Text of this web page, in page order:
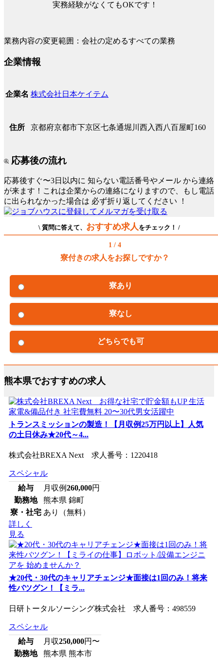
実務経験がなくてもOKです！
業務内容の変更範囲：会社の定めるすべての業務
企業情報
企業名 株式会社日本ケイテム
住所 京都府京都市下京区七条通堀川西入西八百屋町160
応募後の流れ
応募後すぐ〜3日以内に 知らない電話番号やメール から連絡
が来ます！これは企業からの連絡になりますので、もし電話
に出られなかった場合は 必ず折り返してください ！
\ 質問に答えて、 おすすめ求人をチェック！ /
1 / 4
寮付きの求人をお探しですか？
寮あり
寮なし
どちらでも可
熊本県でおすすめの求人
トランスミッションの製造！【月収例25万円以上】人気
の土日休み★20代～4...
株式会社BREXA Next 求人番号：1220418
スペシャル
給与
月収例260,000円
勤務地
熊本県 錦町
寮・社宅 あり（無料）
詳しく
見る
★20代・30代のキャリアチェンジ★面接は1回のみ！将来
性バツグン！【ミラ...
日研トータルソーシング株式会社 求人番号：498559
スペシャル
給与
月収250,000円〜
勤務地
熊本県 熊本市